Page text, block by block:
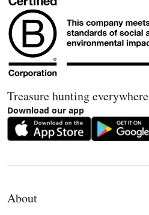
Treasure hunting everywhere
Download our app
About